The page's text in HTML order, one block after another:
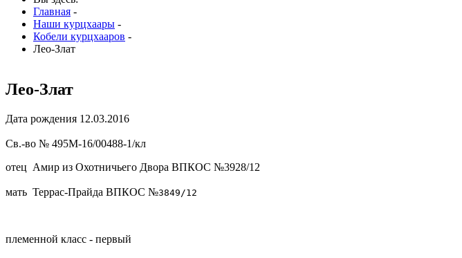
Главная -
Наши курцхаары -
Кобели курцхааров -
Лео-Злат
Лео-Злат
Дата рождения 12.03.2016
Св.-во № 495М-16/00488-1/кл
отец Амир из Охотничьего Двора ВПКОС №3928/12
мать Террас-Прайда ВПКОС №3849/12
племенной класс - первый